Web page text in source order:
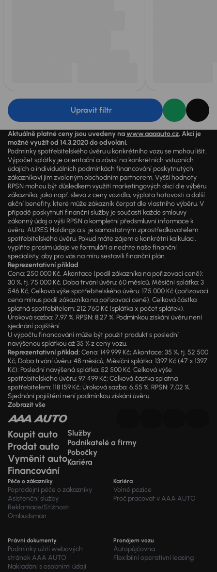
Upravit filtr
Aktuálně platné ceny jsou uvedeny nawww.aaaauto.cz. Akci je
možné využít od 14.3.2020 do odvolání.
Podmínky spotřebitelského úvěru u konkrétního vozu se mohou lišit.
Výpočet splátky je orientační a závisí na konkrétních vstupních
údajích a individuálních podmínkách financování poskytnutých
zákazníkovi jim zvoleným obchodním partnerem. Vyšší hodnoty
RPSN mohou být důsledkem využití marketingových akcí dle výběru
zákazníka, jako např. sleva z ceny vozidla, výplata hotovosti a další
akční benefity, které může zákazník čerpat dle vlastního výběru. V
případě poskytnutí finanční služby je součástí každé smlouvy
zákonný údaj o výši RPSN a kompletní předsmluvní informace k
úvěru. AURES Holdings a.s. je samostatným zprostředkovatelem
spotřebitelského úvěru. Pokud máte zájem o konkrétní kalkulaci,
vyplňte prosím údaje ve formuláři a nechte naše finanční
specialisty, aby pro vás na míru sestavili finanční plán.
Reprezentativní příklad
Cena: 250 000 Kč, Akontace (podíl zákazníka na pořizovací ceně):
30 %, tj. 75 000 Kč, Doba trvání úvěru: 60 měsíců, Měsíční splátka: 3
546 Kč, Celková výše spotřebitelského úvěru: 175 000 Kč (pořizovací
cena mínus podíl zákazníka na pořizovací ceně), Celková částka
splatná spotřebitelem: 212 760 Kč (splátka x počet splátek),
Úroková sazba: 7,97 %, RPSN: 8,27 %. Podmínkou získání úvěru není
sjednání pojištění.
U výpočtu financování může být použit produkt s poslední
navýšenou splátkou až 35 % z ceny vozu.
Reprezentativní příklad:Cena: 149 999 Kč; Akontace: 35 %, tj. 52 500
Kč; Doba trvání úvěru: 48 měsíců; Měsíční splátka: 1397 Kč (47 x 1397
Kč); Poslední navýšená splátka: 52 500 Kč; Celková výše
spotřebitelského úvěru: 97 499 Kč; Celková částka splatná
spotřebitelem: 118 159 Kč; Úroková sazba: 6,55 %; RPSN: 7,02 %.
Sjednání pojištění není podmínkou získání úvěru.
Zobrazit vše
Koupit auto
Prodat auto
Vyměnit auto
Financování
Služby
Podnikatelé a firmy
Pobočky
Kariéra
Péče o zákazníky
Poprodejní péče o zákazníky
Asistenční služby
Reklamace/Stížnosti
Ombudsman
Kariéra
Volné pozice
Proč pracovat v AAA AUTO
Právní dokumenty
Podmínky užití webových
stránek AAA AUTO
Nakládání s osobními údaji
Pronájem vozu
Autopůjčovna
Flexibilní operativní leasing